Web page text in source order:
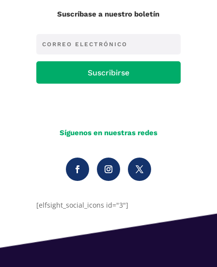
Suscríbase a nuestro boletín
Suscribirse
Síguenos en nuestras redes
[elfsight_social_icons id="3"]